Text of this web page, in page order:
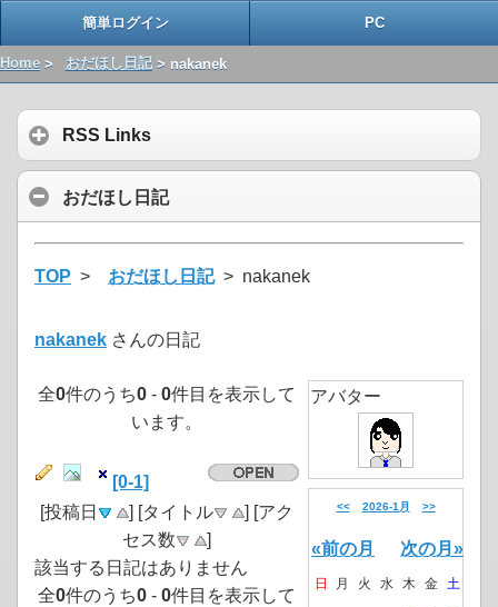
簡単ログイン PC
Home > おだほし日記> nakanek
RSS Links
おだほし日記
TOP > おだほし日記> nakanek
nakanek さんの日記
全0件のうち0 - 0件目を表示して
います。
[0-1]
[投稿日
] [タイトル
] [アク
セス数
]
該当する日記はありません
全0件のうち0 - 0件目を表示して
アバター
<< 2026-1月 >>
«前の月 次の月»
日 月 火 水 木 金 土